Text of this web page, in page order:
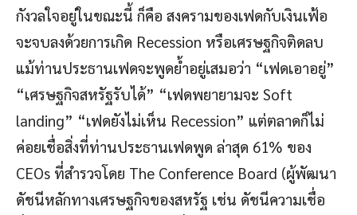
กังวลใจอยู่ในขณะนี้ ก็คือ สงครามของเฟดกับเงินเฟ้อ
จะจบลงด้วยการเกิด Recession หรือเศรษฐกิจติดลบ
แม้ท่านประธานเฟดจะพูดย้ำอยู่เสมอว่า “เฟดเอาอยู่”
“เศรษฐกิจสหรัฐรับได้” “เฟดพยายามจะ Soft
landing” “เฟดยังไม่เห็น Recession” แต่ตลาดก็ไม่
ค่อยเชื่อสิ่งที่ท่านประธานเฟดพูด ล่าสุด 61% ของ
CEOs ที่สำรวจโดย The Conference Board (ผู้พัฒนา
ดัชนีหลักทางเศรษฐกิจของสหรัฐ เช่น ดัชนีความเชื่อ